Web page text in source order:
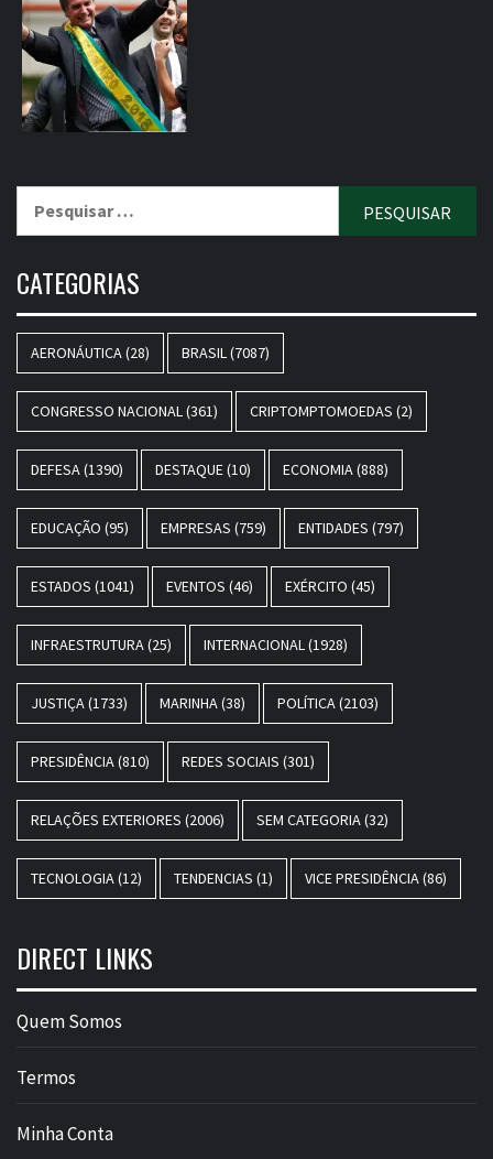
CATEGORIAS
AERONÁUTICA(28) BRASIL(7087)
CONGRESSO NACIONAL(361) CRIPTOMPTOMOEDAS (2)
DEFESA(1390) DESTAQUE(10) ECONOMIA(888)
EDUCAÇÃO (95) EMPRESAS (759) ENTIDADES (797)
ESTADOS (1041) EVENTOS (46) EXÉRCITO (45)
INFRAESTRUTURA(25) INTERNACIONAL(1928)
JUSTIÇA(1733) MARINHA(38) POLÍTICA(2103)
PRESIDÊNCIA(810) REDES SOCIAIS (301)
RELAÇÕES EXTERIORES (2006) SEM CATEGORIA(32)
TECNOLOGIA(12) TENDENCIAS (1) VICE PRESIDÊNCIA(86)
DIRECT LINKS
Quem Somos
Termos
Minha Conta